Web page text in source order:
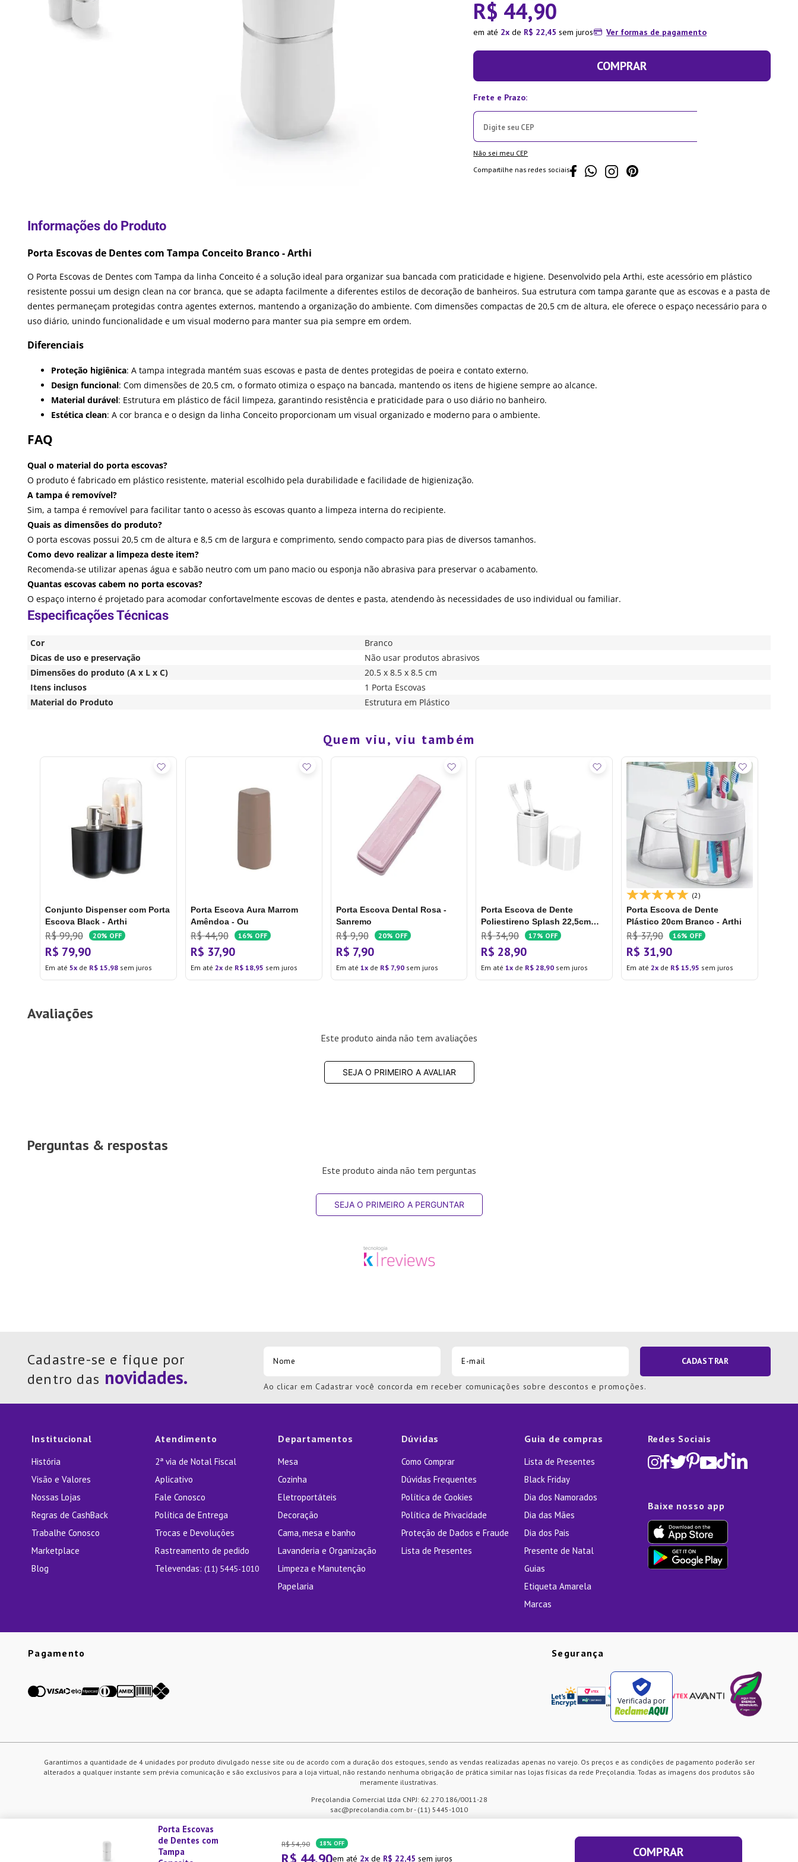
Utilizamos cookies para melhorar nosso site e sua experiência de compra. Ao continuar navegando
R$ 44,90
em até 2 de R$ 22,45 sem juros Ver formas de pagamento
COMPRAR
Não sei meu CEP
Compartilhe nas redes sociais
Porta Escovas de Dentes com Tampa Conceito Branco - Arthi
O Porta Escovas de Dentes com Tampa da linha Conceito é a solução ideal para organizar sua bancada com praticidade e higiene. Desenvolvido pela Arthi, este acessório em plástico
resistente possui um design clean na cor branca, que se adapta facilmente a diferentes estilos de decoração de banheiros. Sua estrutura com tampa garante que as escovas e a pasta de
dentes permaneçam protegidas contra agentes externos, mantendo a organização do ambiente. Com dimensões compactas de 20,5 cm de altura, ele oferece o espaço necessário para o
uso diário, unindo funcionalidade e um visual moderno para manter sua pia sempre em ordem.
Diferenciais
Proteção higiênica: A tampa integrada mantém suas escovas e pasta de dentes protegidas de poeira e contato externo.
Design funcional: Com dimensões de 20,5 cm, o formato otimiza o espaço na bancada, mantendo os itens de higiene sempre ao alcance.
Material durável: Estrutura em plástico de fácil limpeza, garantindo resistência e praticidade para o uso diário no banheiro.
Estética clean: A cor branca e o design da linha Conceito proporcionam um visual organizado e moderno para o ambiente.
FAQ
Qual o material do porta escovas?
O produto é fabricado em plástico resistente, material escolhido pela durabilidade e facilidade de higienização.
A tampa é removível?
Sim, a tampa é removível para facilitar tanto o acesso às escovas quanto a limpeza interna do recipiente.
Quais as dimensões do produto?
O porta escovas possui 20,5 cm de altura e 8,5 cm de largura e comprimento, sendo compacto para pias de diversos tamanhos.
Como devo realizar a limpeza deste item?
Recomenda-se utilizar apenas água e sabão neutro com um pano macio ou esponja não abrasiva para preservar o acabamento.
Quantas escovas cabem no porta escovas?
O espaço interno é projetado para acomodar confortavelmente escovas de dentes e pasta, atendendo às necessidades de uso individual ou familiar.
Cor
Branco
Dicas de uso e preservação
Não usar produtos abrasivos
Dimensões do produto (A x L x C)
20.5 x 8.5 x 8.5 cm
Itens inclusos
1 Porta Escovas
Material do Produto
Estrutura em Plástico
Porta Escovas
de Dentes com
Tampa
R$ 54,90 18% OFF
R$ 44,90em até 2 de R$ 22,45 sem juros COMPRAR
Quem viu, viu também
Conjunto Dispenser com Porta
Escova Black - Arthi
R$ 99,90 20% OFF
R$ 79,90
Em até 5 de R$ 15,98 sem juros
Porta Escova Aura Marrom
Amêndoa - Ou
R$ 44,90 16% OFF
R$ 37,90
Em até 2 de R$ 18,95 sem juros
Porta Escova Dental Rosa -
Sanremo
R$ 9,90 20% OFF
R$ 7,90
Em até 1 de R$ 7,90sem juros
Porta Escova de Dente
Poliestireno Splash 22,5cm
Branco - Coza
R$ 34,90 17% OFF
R$ 28,90
Em até1 de R$ 28,90 sem juros
(2)
Porta Escova de Dente
Plástico 20cm Branco - Arthi
R$ 37,90 16% OFF
R$ 31,90
Em até 2 de R$ 15,95 sem juros
Avaliações
Este produto ainda não tem avaliações
SEJA O PRIMEIRO A AVALIAR
Perguntas & respostas
Este produto ainda não tem perguntas
SEJA O PRIMEIRO A PERGUNTAR
Cadastre-se e fique por
dentro das
CADASTRAR
Ao clicar em Cadastrar você concorda em receber comunicações sobre descontos e promoções.
Institucional
História
Visão e Valores
Nossas Lojas
Regras de CashBack
Trabalhe Conosco
Marketplace
Blog
Atendimento
2ª via de Notal Fiscal
Aplicativo
Fale Conosco
Política de Entrega
Trocas e Devoluções
Rastreamento de pedido
Televendas: (11) 5445-1010
Departamentos
Mesa
Cozinha
Eletroportáteis
Decoração
Cama, mesa e banho
Lavanderia e Organização
Limpeza e Manutenção
Papelaria
Dúvidas
Como Comprar
Dúvidas Frequentes
Política de Cookies
Política de Privacidade
Proteção de Dados e Fraude
Lista de Presentes
Guia de compras
Lista de Presentes
Black Friday
Dia dos Namorados
Dia das Mães
Dia dos Pais
Presente de Natal
Guias
Etiqueta Amarela
Marcas
Redes Sociais
Baixe nosso app
Pagamento Segurança
Verificada por
Garantimos a quantidade de 4 unidades por produto divulgado nesse site ou de acordo com a duração dos estoques, sendo as vendas realizadas apenas no varejo. Os preços e as condições de pagamento poderão ser
alterados a qualquer instante sem prévia comunicação e são exclusivos para a loja virtual, não restando nenhuma obrigação de prática similar nas lojas físicas da rede Preçolandia. Todas as imagens dos produtos são
meramente ilustrativas.
Preçolandia Comercial Ltda CNPJ: 62.270.186/0011-28
sac@precolandia.com.br - (11) 5445-1010